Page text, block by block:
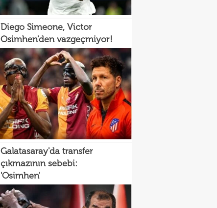
Diego Simeone, Victor
Osimhen'den vazgeçmiyor!
Galatasaray'da transfer
çıkmazının sebebi:
'Osimhen'